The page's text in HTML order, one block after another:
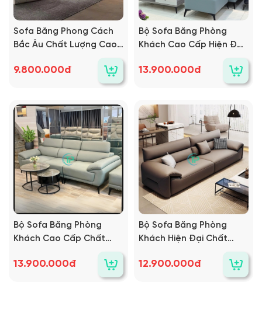
Sofa Băng Phong Cách
Bắc Âu Chất Lượng Cao
9.800.000đ
Bộ Sofa Băng Phòng
Khách Cao Cấp Hiện Đại
Chất Lượng Cao TPN1356
13.900.000đ
Bộ Sofa Băng Phòng
Khách Cao Cấp Chất
13.900.000đ
Bộ Sofa Băng Phòng
Khách Hiện Đại Chất
12.900.000đ